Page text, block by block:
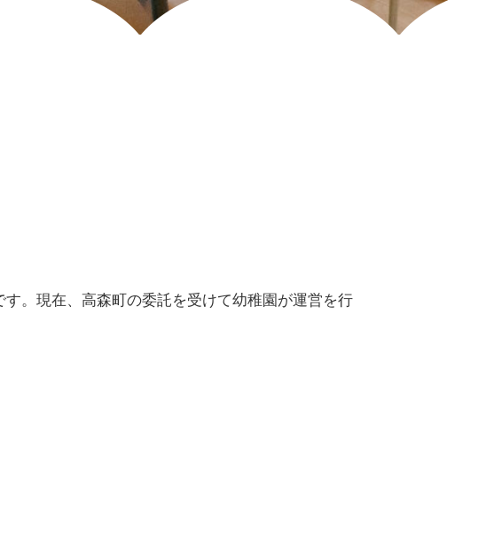
。現在、高森町の委託を受けて幼稚園が運営を行